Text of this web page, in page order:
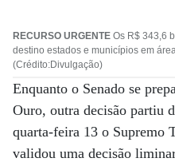
RECURSO URGENTE Os R$ 343,6
destino estados e municípios em
(Crédito:Divulgação)
Enquanto o Senado se
Ouro, outra decisão partiu
quarta-feira 13 o Supremo
validou uma decisão